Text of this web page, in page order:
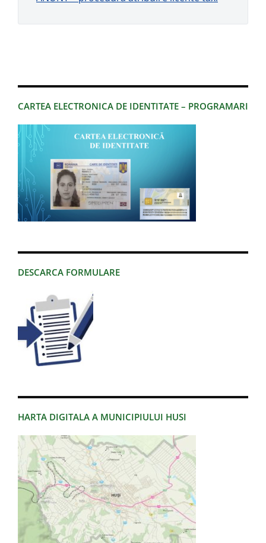
CARTEA ELECTRONICA DE IDENTITATE – PROGRAMARI
DESCARCA FORMULARE
HARTA DIGITALA A MUNICIPIULUI HUSI